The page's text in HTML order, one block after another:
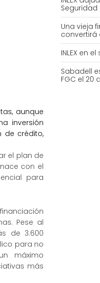
aunque
inversión
de crédito,
el plan de
con el
para
Pese al
de 3.600
para no
máximo
más
Seguridad
Una vieja
convertirá
INLEX en
Sabadell
FGC el 20